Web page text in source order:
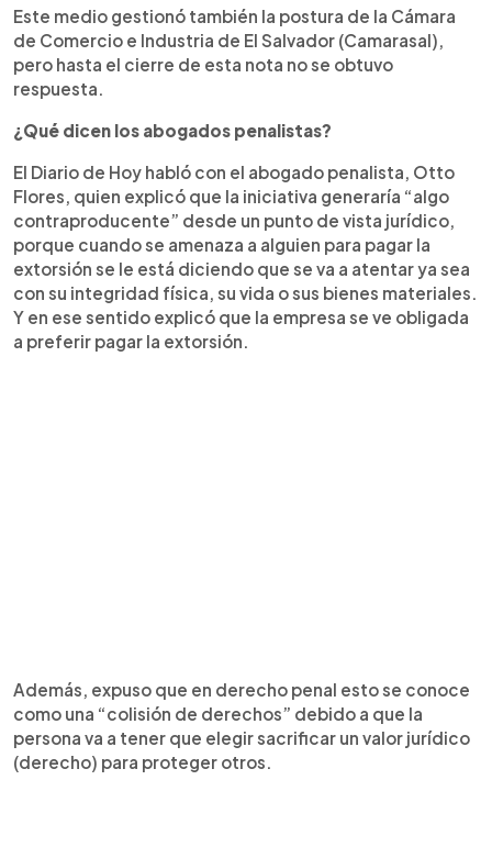
Este medio gestionó también la postura de la Cámara
de Comercio e Industria de El Salvador (Camarasal),
pero hasta el cierre de esta nota no se obtuvo
respuesta.
¿Qué dicen los abogados penalistas?
El Diario de Hoy habló con el abogado penalista, Otto
Flores, quien explicó que la iniciativa generaría “algo
contraproducente” desde un punto de vista jurídico,
porque cuando se amenaza a alguien para pagar la
extorsión se le está diciendo que se va a atentar ya sea
con su integridad física, su vida o sus bienes materiales.
Y en ese sentido explicó que la empresa se ve obligada
a preferir pagar la extorsión.
Además, expuso que en derecho penal esto se conoce
como una “colisión de derechos” debido a que la
persona va a tener que elegir sacrificar un valor jurídico
(derecho) para proteger otros.